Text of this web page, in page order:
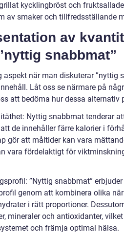
kycklingbröst och
av smaker och tillfredsställande
av
snabbmat”
aspekt när man diskuterar ”nyttig
Låt oss se närmare på
att bedöma hur dessa alternativ
Nyttig snabbmat tenderar
de innehåller färre kalorier i
gör att måltider kan vara
vara fördelaktigt för
”Nyttig snabbmat”
genom att kombinera olika
i rätt proportioner.
mineraler och antioxidanter,
och främja optimal hälsa.